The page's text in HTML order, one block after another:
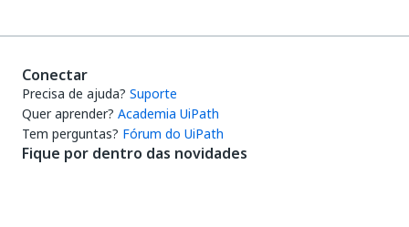
Conectar
Precisa de ajuda? Suporte
Quer aprender? Academia UiPath
Tem perguntas? Fórum do UiPath
Fique por dentro das novidades